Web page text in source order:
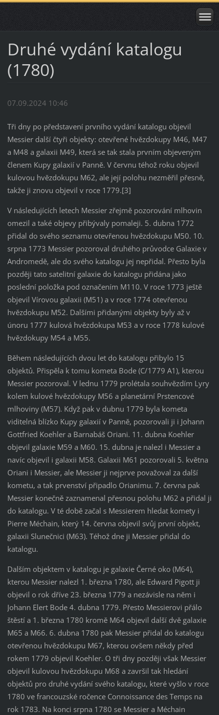
Druhé vydání katalogu
(1780)
07.09.2024 10:46
Tři dny po představení prvního vydání katalogu objevil
Messier další čtyři objekty: otevřené hvězdokupy M46, M47
a M48 a galaxii M49, která se tak stala prvním objeveným
členem Kupy galaxií v Panně. V červnu téhož roku objevil
kulovou hvězdokupu M62, ale její polohu nezměřil přesně,
takže ji znovu objevil v roce 1779.[3]
V následujících letech Messier zřejmě pozorování mlhovin
omezil a také objevy přibývaly pomaleji. 5. dubna 1772
přidal do svého seznamu otevřenou hvězdokupu M50. 10.
srpna 1773 Messier pozoroval druhého průvodce Galaxie v
Andromedě, ale do svého katalogu jej nepřidal. Přesto byla
později tato satelitní galaxie do katalogu přidána jako
poslední položka pod označením M110. V roce 1773 ještě
objevil Vírovou galaxii (M51) a v roce 1774 otevřenou
hvězdokupu M52. Dalšími přidanými objekty byly až v
únoru 1777 kulová hvězdokupa M53 a v roce 1778 kulové
hvězdokupy M54 a M55.
Během následujících dvou let do katalogu přibylo 15
objektů. Přispěla k tomu kometa Bode (C/1779 A1), kterou
Messier pozoroval. V lednu 1779 prolétala souhvězdím Lyry
kolem kulové hvězdokupy M56 a planetární Prstencové
mlhoviny (M57). Když pak v dubnu 1779 byla kometa
viditelná blízko Kupy galaxií v Panně, pozorovali ji i Johann
Gottfried Koehler a Barnabáš Oriani. 11. dubna Koehler
objevil galaxie M59 a M60. 15. dubna je nalezl i Messier a
navíc objevil i galaxii M58. Galaxii M61 pozorovali 5. května
Oriani i Messier, ale Messier ji nejprve považoval za další
kometu, a tak prvenství připadlo Orianimu. 7. června pak
Messier konečně zaznamenal přesnou polohu M62 a přidal ji
do katalogu. V té době začal s Messierem hledat komety i
Pierre Méchain, který 14. června objevil svůj první objekt,
galaxii Slunečnici (M63). Téhož dne ji Messier přidal do
katalogu.
Dalším objektem v katalogu je galaxie Černé oko (M64),
kterou Messier nalezl 1. března 1780, ale Edward Pigott ji
objevil o rok dříve 23. března 1779 a nezávisle na něm i
Johann Elert Bode 4. dubna 1779. Přesto Messierovi přálo
štěstí a 1. března 1780 kromě M64 objevil další dvě galaxie
M65 a M66. 6. dubna 1780 pak Messier přidal do katalogu
otevřenou hvězdokupu M67, kterou ovšem někdy před
rokem 1779 objevil Koehler. O tři dny později však Messier
objevil kulovou hvězdokupu M68 a završil tak hledání
objektů pro druhé vydání svého katalogu, které vyšlo v roce
1780 ve francouzské ročence Connoissance des Temps na
rok 1783. Na konci srpna 1780 se Messier a Méchain